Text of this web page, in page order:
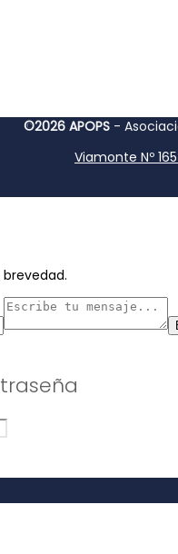
©2026 APOPS -
Viamonte Nº